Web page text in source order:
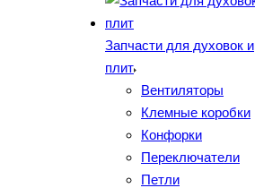
Запчасти для духовок и
плит
Вентиляторы
Клемные коробки
Конфорки
Переключатели
Петли